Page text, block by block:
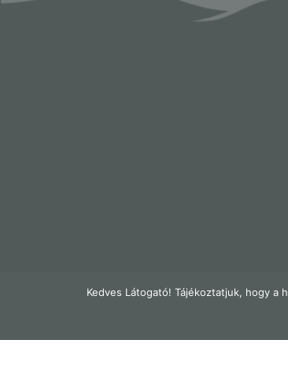
Kedves Látogató! Tájékoztatjuk, hogy a